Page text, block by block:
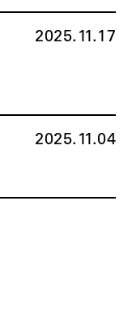
2025.11.17
2025.11.04